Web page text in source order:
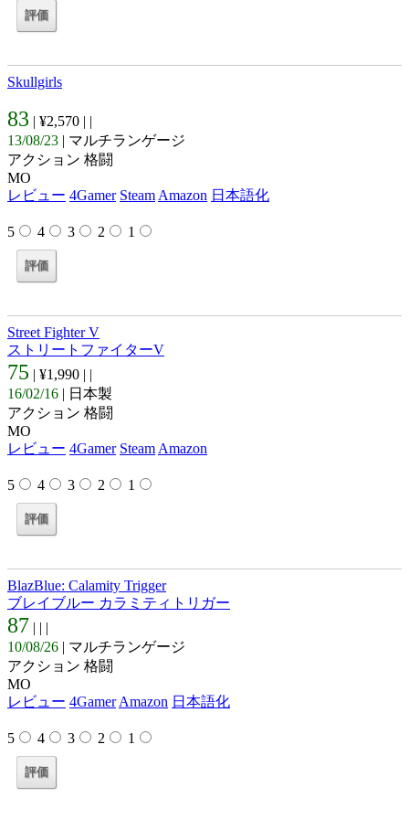
Skullgirls
83 | ¥2,570 | |
13/08/23 | マルチランゲージ
アクション 格闘
MO
レビュー 4Gamer Steam Amazon 日本語化
5 4 3 2 1
Street Fighter V
ストリートファイターV
75 | ¥1,990 | |
16/02/16 | 日本製
アクション 格闘
MO
レビュー 4Gamer Steam Amazon
5 4 3 2 1
BlazBlue: Calamity Trigger
ブレイブルー カラミティトリガー
87 | | |
10/08/26 | マルチランゲージ
アクション 格闘
MO
レビュー 4Gamer Amazon 日本語化
5 4 3 2 1